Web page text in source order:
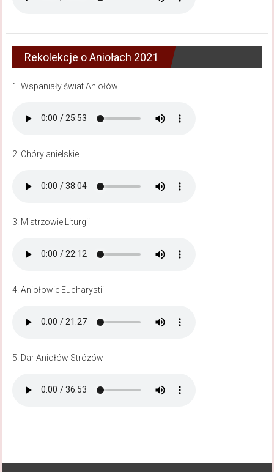
Rekolekcje o Aniołach 2021
1. Wspaniały świat Aniołów
2. Chóry anielskie
3. Mistrzowie Liturgii
4. Aniołowie Eucharystii
5. Dar Aniołów Stróżów